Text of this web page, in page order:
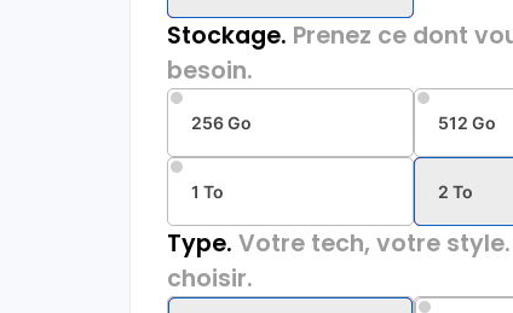
Stockage. Prenez ce dont
besoin.
256 Go 512 Go
1 To 2 To
Type. Votre tech, votre
choisir.